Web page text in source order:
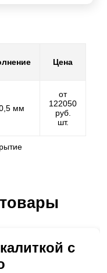
Цена
мм
от
122050
руб.
шт.
с